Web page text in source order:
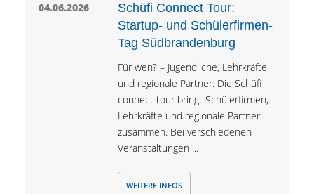
04.06.2026
Schüfi Connect Tour:
Startup- und Schülerfirmen-
Tag Südbrandenburg
Für wen? – Jugendliche, Lehrkräfte
und regionale Partner. Die Schüfi
connect tour bringt Schülerfirmen,
Lehrkräfte und regionale Partner
zusammen. Bei verschiedenen
Veranstaltungen ...
WEITERE INFOS